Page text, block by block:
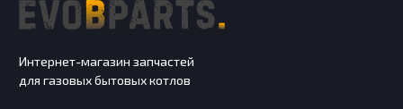
Интернет-магазин запчастей
для газовых бытовых котлов